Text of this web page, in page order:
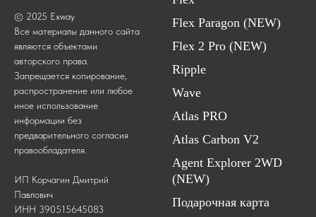
© 2025 Exway
Все материалы данного сайта
являются объектами
авторского права.
Запрещается копирование,
распространение или любое
иное использование
информации без
предварительного согласия
правообладателя.
ИП Корчагин Дмитрий
Павлович
ИНН 390515645083
Flex Paragon (NEW)
Flex 2 Pro (NEW)
Ripple
Wave
Atlas PRO
Atlas Carbon V2
Agent Explorer 2WD
(NEW)
Подарочная карта